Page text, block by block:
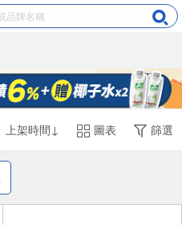
上架時間↓ 圖表 篩選